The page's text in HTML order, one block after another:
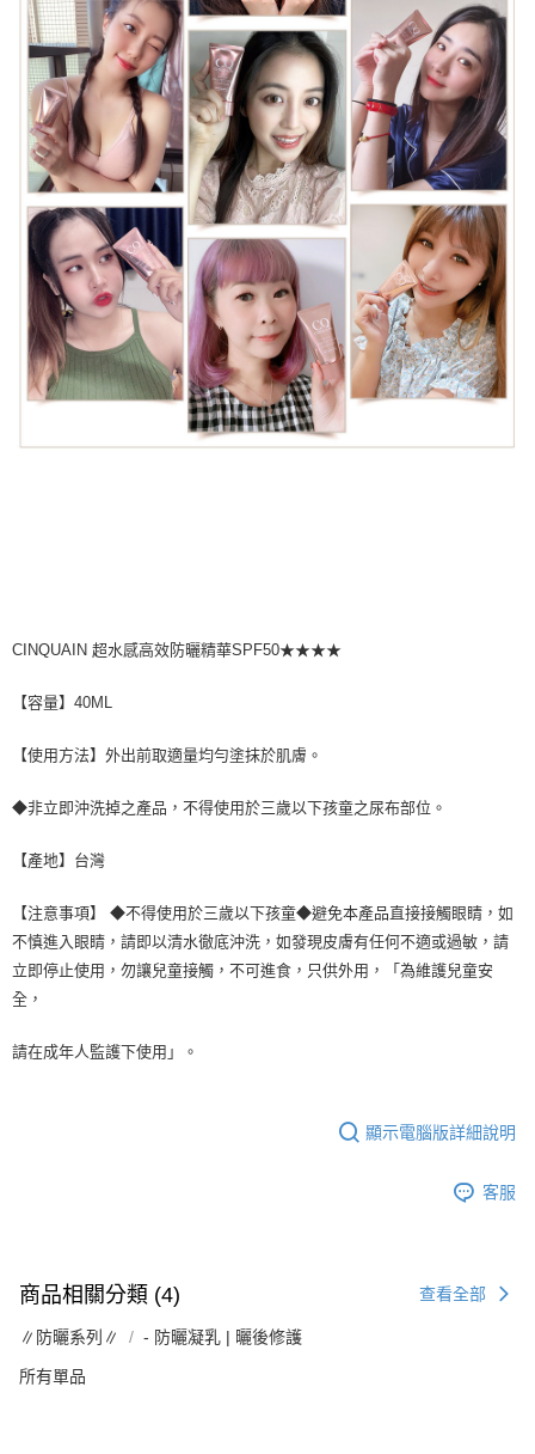
CINQUAIN 超水感高效防曬精華SPF50★★★★
【容量】40ML
【使用方法】外出前取適量均勻塗抹於肌膚。
◆非立即沖洗掉之產品，不得使用於三歲以下孩童之尿布部位。
【產地】台灣
【注意事項】 ◆不得使用於三歲以下孩童◆避免本產品直接接觸眼睛，如
不慎進入眼睛，請即以清水徹底沖洗，如發現皮膚有任何不適或過敏，請
立即停止使用，勿讓兒童接觸，不可進食，只供外用，「為維護兒童安
全，
請在成年人監護下使用」。
顯示電腦版詳細說明
客服
商品相關分類 (4) 查看全部
∥防曬系列∥ - 防曬凝乳 | 曬後修護
所有單品